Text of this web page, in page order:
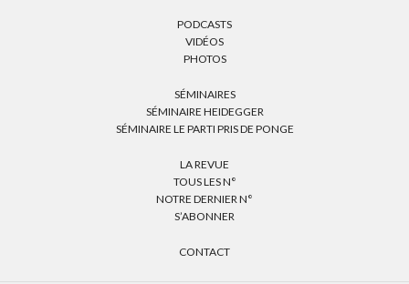
PODCASTS
VIDÉOS
PHOTOS
SÉMINAIRES
SÉMINAIRE HEIDEGGER
SÉMINAIRE LE PARTI PRIS DE PONGE
LA REVUE
TOUS LES N°
NOTRE DERNIER N°
S’ABONNER
CONTACT